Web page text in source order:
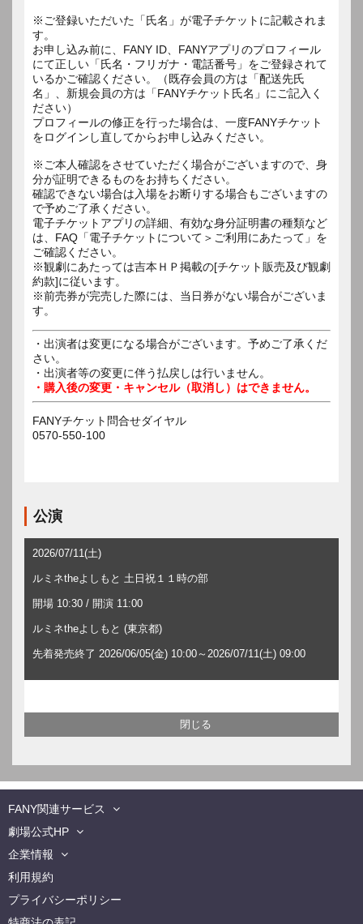
※ご登録いただいた「氏名」が電子チケットに記載されま
す。
お申し込み前に、FANY ID、FANYアプリのプロフィール
にて正しい「氏名・フリガナ・電話番号」をご登録されて
いるかご確認ください。（既存会員の方は「配送先氏
名」、新規会員の方は「FANYチケット氏名」にご記入く
ださい）
プロフィールの修正を行った場合は、一度FANYチケット
をログインし直してからお申し込みください。
※ご本人確認をさせていただく場合がございますので、身
分が証明できるものをお持ちください。
確認できない場合は入場をお断りする場合もございますの
で予めご了承ください。
電子チケットアプリの詳細、有効な身分証明書の種類など
は、FAQ「電子チケットについて＞ご利用にあたって」を
ご確認ください。
※観劇にあたっては吉本ＨＰ掲載の[チケット販売及び観劇
約款]に従います。
※前売券が完売した際には、当日券がない場合がございま
す。
・出演者は変更になる場合がございます。予めご了承くだ
さい。
・出演者等の変更に伴う払戻しは行いません。
・購入後の変更・キャンセル（取消し）はできません。
FANYチケット問合せダイヤル
0570-550-100
公演
2026/07/11(土)
ルミネtheよしもと 土日祝１１時の部
開場 10:30 / 開演 11:00
ルミネtheよしもと (東京都)
先着発売終了 2026/06/05(金) 10:00～2026/07/11(土) 09:00
FANY関連サービス
劇場公式HP
企業情報
利用規約
プライバシーポリシー